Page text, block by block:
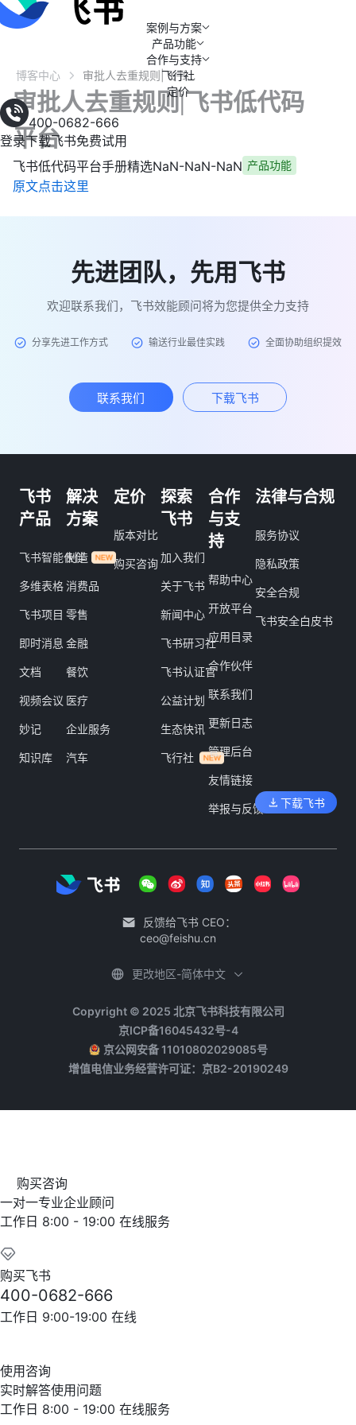
案例与方案
产品功能
合作与支持
飞行社
定价
400-0682-666
登录下载飞书免费试用
博客中心 审批人去重规则|飞书低代码平台
审批人去重规则|飞书低代码
平台
飞书低代码平台手册精选NaN-NaN-NaN 产品功能
原文点击这里
先进团队，先用飞书
欢迎联系我们，飞书效能顾问将为您提供全力支持
分享先进工作方式 输送行业最佳实践 全面协助组织提效
联系我们 下载飞书
飞书
产品
飞书智能伙伴
多维表格
飞书项目
即时消息
文档
视频会议
妙记
知识库
解决
方案
制造
消费品
零售
金融
餐饮
医疗
企业服务
汽车
定价
版本对比
购买咨询
探索
飞书
加入我们
关于飞书
新闻中心
飞书研习社
飞书认证官
公益计划
生态快讯
飞行社
合作
与支
持
帮助中心
开放平台
应用目录
合作伙伴
联系我们
更新日志
管理后台
友情链接
举报与反馈
法律与合规
服务协议
隐私政策
安全合规
飞书安全白皮书
下载飞书
反馈给飞书 CEO：
ceo@feishu.cn
Copyright © 2025 北京飞书科技有限公司
京ICP备16045432号-4
京公网安备 11010802029085号
增值电信业务经营许可证：京B2-20190249
更改地区-简体中文
购买咨询
一对一专业企业顾问
工作日 8:00 - 19:00 在线服务
购买飞书
400-0682-666
工作日 9:00-19:00 在线
使用咨询
实时解答使用问题
工作日 8:00 - 19:00 在线服务